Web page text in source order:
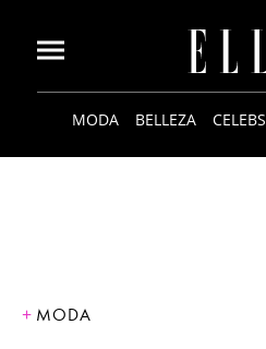
MODA BELLEZA CELEBS
MODA